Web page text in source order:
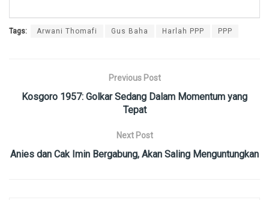
Tags: Arwani Thomafi Gus Baha Harlah PPP PPP
Previous Post
Kosgoro 1957: Golkar Sedang Dalam Momentum yang
Tepat
Next Post
Anies dan Cak Imin Bergabung, Akan Saling Menguntungkan